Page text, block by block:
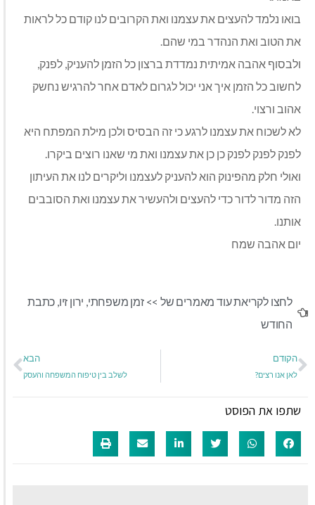
בואו נלמד להעצים את עצמנו ואת הקרובים לנו קודם כל לראות
את הטוב ואת הנהדר במי שהם.
ולבסוף אהבה אמיתית נמדדת ברצון כל הזמן להעניק, לפנק,
לחשוב כל הזמן איך אני יכול לגרום לאדם אחר להרגיש נחשק
אהוב ורצוי.
לא לשכוח את עצמנו לרגע כי זה הבסיס ולכן מילת המפתח היא
לפנק לפנק לפנק כן כן את עצמנו ואת מי שאנו רוצים ביקרו.
ואולי חלק מהפינוק הוא להעניק לעצמנו וליקרים לנו את העיתון
הזה מדור לדור כדי להעצים ולהעשיר את עצמנו ואת הסובבים
אותנו.
יום אהבה שמח
לחצו לקריאת עוד מאמרים של >> זמן משפחתי, ירון זיו, כתבת
החודש
הקודם
לאן אנו רצים?
הבא
לשלב בין טיפוח המשפחה והעסק
שתפו את הפוסט